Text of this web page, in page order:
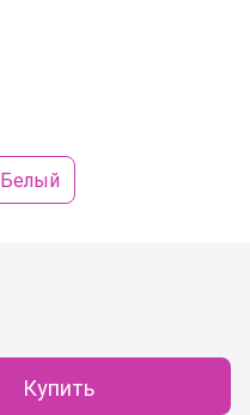
Белый
Купить